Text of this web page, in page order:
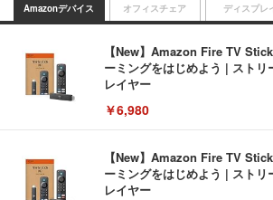
Amazonデバイス
【New】Amazon Fire TV
ーミングをはじめよう | ストリ
レイヤー
￥6,980
【New】Amazon Fire TV
ーミングをはじめよう | ストリ
レイヤー
オフィスチェア ディスプレ